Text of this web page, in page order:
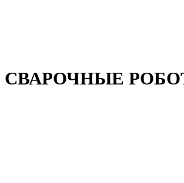
СВАРОЧНЫЕ